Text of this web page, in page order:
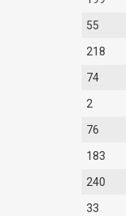
55
218
74
2
76
183
240
33